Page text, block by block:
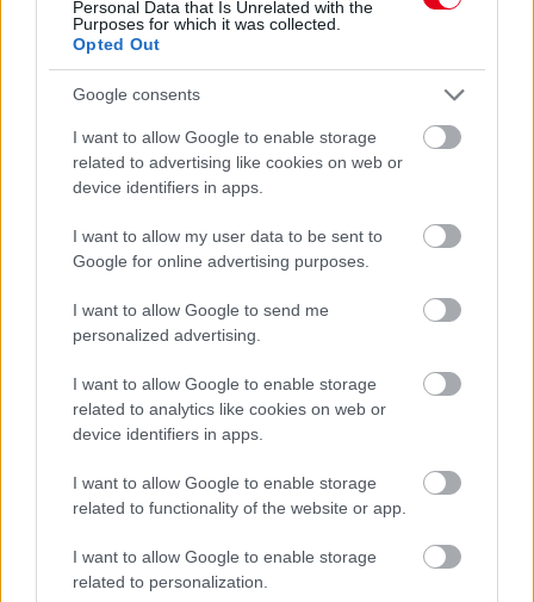
Personal Data that Is Unrelated with the
Purposes for which it was collected.
Opted Out
Google consents
I want to allow Google to enable storage
related to advertising like cookies on web or
device identifiers in apps.
I want to allow my user data to be sent to
Google for online advertising purposes.
I want to allow Google to send me
personalized advertising.
I want to allow Google to enable storage
related to analytics like cookies on web or
device identifiers in apps.
I want to allow Google to enable storage
related to functionality of the website or app.
I want to allow Google to enable storage
related to personalization.
vezetést.
Lindbladon. Verstappen viszont egyelőre messze a hetedik
helyen haladó Gaslytól.
Russell viszont fokozatosan közelít Piastrira, már csak fél
A visszajátszásból látszik, hogy Antonelli borzalmasan
visszafulladt a startnál és kiforogtak a kerekei, de a győzelmi
esélyeit legalább ennyire rontja, hogy körök óta nem boldogul
Verstappen vetődött be a hajtűben Lindblad mellé, feljött
nyolcadiknak a holland.